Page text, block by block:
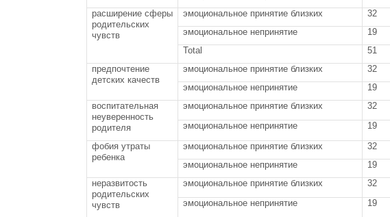
расширение сферы
родительских
чувств
эмоциональное принятие близких 32
эмоциональное непринятие
19
Total
51
предпочтение
детских качеств
эмоциональное принятие близких 32
эмоциональное непринятие
19
воспитательная
неуверенность
родителя
эмоциональное принятие близких 32
эмоциональное непринятие
19
фобия утраты
ребенка
эмоциональное принятие близких 32
эмоциональное непринятие
19
неразвитость
родительских
чувств
эмоциональное принятие близких 32
эмоциональное непринятие
19